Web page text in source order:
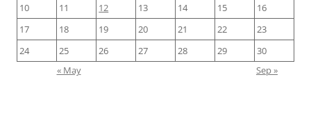
10
11 12 13 14 15
16
17
18 19 20 21 22
23
24
25 26 27 28 29
30
« May
Sep »